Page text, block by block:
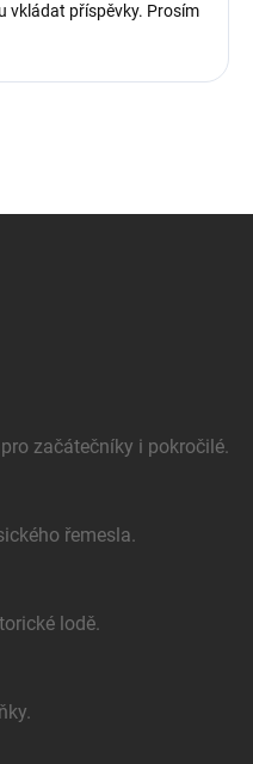
vkládat příspěvky. Prosím
začátečníky i pokročilé.
řemesla.
lodě.